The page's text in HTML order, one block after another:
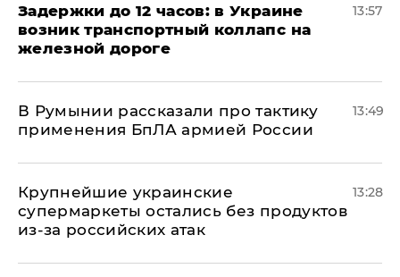
Задержки до 12 часов: в Украине
возник транспортный коллапс на
железной дороге
13:57
В Румынии рассказали про тактику
применения БпЛА армией России
13:49
Крупнейшие украинские
супермаркеты остались без продуктов
из-за российских атак
13:28